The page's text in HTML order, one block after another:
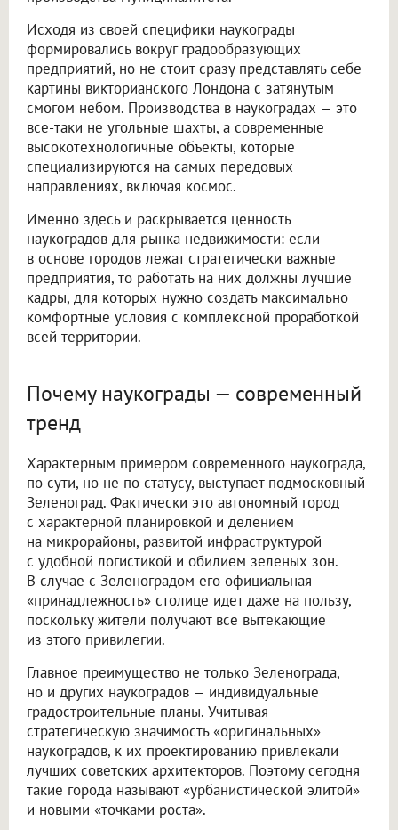
Исходя из своей специфики наукограды
формировались вокруг градообразующих
предприятий, но не стоит сразу представлять себе
картины викторианского Лондона с затянутым
смогом небом. Производства в наукоградах — это
все-таки не угольные шахты, а современные
высокотехнологичные объекты, которые
специализируются на самых передовых
направлениях, включая космос.
Именно здесь и раскрывается ценность
наукоградов для рынка недвижимости: если
в основе городов лежат стратегически важные
предприятия, то работать на них должны лучшие
кадры, для которых нужно создать максимально
комфортные условия с комплексной проработкой
всей территории.
Почему наукограды — современный
тренд
Характерным примером современного наукограда,
по сути, но не по статусу, выступает подмосковный
Зеленоград. Фактически это автономный город
с характерной планировкой и делением
на микрорайоны, развитой инфраструктурой
с удобной логистикой и обилием зеленых зон.
В случае с Зеленоградом его официальная
«принадлежность» столице идет даже на пользу,
поскольку жители получают все вытекающие
из этого привилегии.
Главное преимущество не только Зеленограда,
но и других наукоградов — индивидуальные
градостроительные планы. Учитывая
стратегическую значимость «оригинальных»
наукоградов, к их проектированию привлекали
лучших советских архитекторов. Поэтому сегодня
такие города называют «урбанистической элитой»
и новыми «точками роста».